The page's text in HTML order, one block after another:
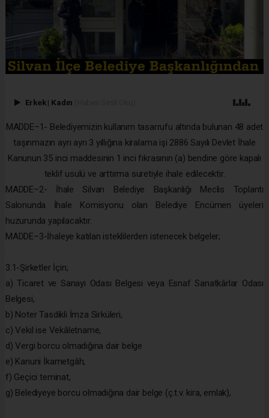
Erkek | Kadın
MADDE–1- Belediyemizin kullanım tasarrufu altında bulunan 48 adet
taşınmazın ayrı ayrı 3 yıllığına kiralama işi 2886 Sayılı Devlet İhale
Kanunun 35 inci maddesinin 1 inci fıkrasının (a) bendine göre kapalı
teklif usulü ve arttırma suretiyle ihale edilecektir.
MADDE–2- İhale Silvan Belediye Başkanlığı Meclis Toplantı
Salonunda İhale Komisyonu olan Belediye Encümen üyeleri
huzurunda yapılacaktır.
MADDE–3-İhaleye katılan isteklilerden istenecek belgeler;
3.1-Şirketler İçin;
a) Ticaret ve Sanayi Odası Belgesi veya Esnaf Sanatkârlar Odası
Belgesi,
b) Noter Tasdikli İmza Sirküleri,
c) Vekil ise Vekâletname,
d) Vergi borcu olmadığına dair belge
e) Kanuni İkametgâh,
f) Geçici teminat,
g) Belediyeye borcu olmadığına dair belge (ç.t.v. kira, emlak),